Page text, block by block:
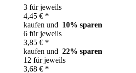
3 für jeweils
4,45 € *
kaufen und 10% sparen
6 für jeweils
3,85 € *
kaufen und 22% sparen
12 für jeweils
3,68 € *